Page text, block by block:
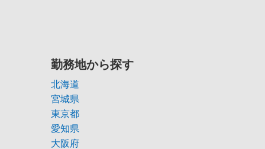
勤務地から探す
北海道
宮城県
東京都
愛知県
大阪府